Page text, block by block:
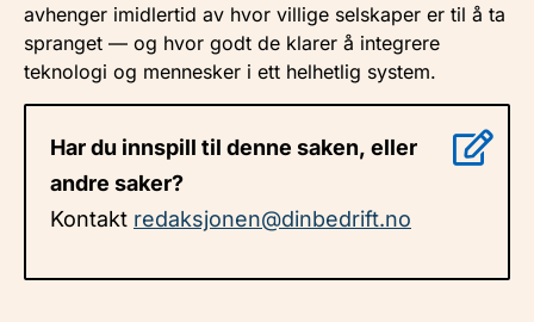
avhenger imidlertid av hvor villige selskaper er til å ta
spranget — og hvor godt de klarer å integrere
teknologi og mennesker i ett helhetlig system.
Har du innspill til denne saken, eller
andre saker?
Kontakt redaksjonen@dinbedrift.no